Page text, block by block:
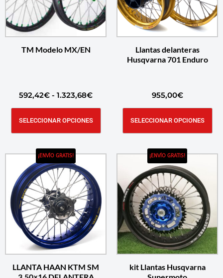
TM Modelo MX/EN
592,42€ - 1.323,68€
SELECCIONAR OPCIONES
Llantas delanteras
Husqvarna 701 Enduro
955,00€
SELECCIONAR OPCIONES
¡ENVÍO GRATIS!
LLANTA HAAN KTM SM
¡ENVÍO GRATIS!
kit Llantas Husqvarna